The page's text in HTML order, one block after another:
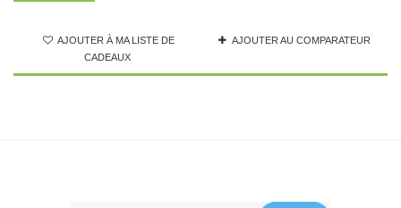
AJOUTER À MA LISTE DE
CADEAUX
AJOUTER AU COMPARATEUR